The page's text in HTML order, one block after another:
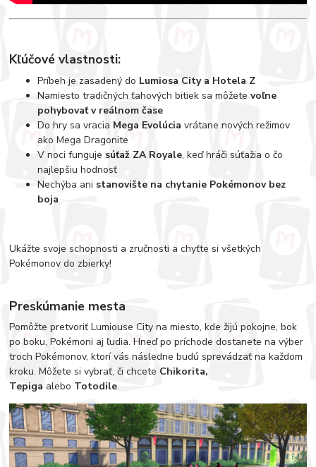
Kľúčové vlastnosti:
Príbeh je zasadený do Lumiosa City a Hotela Z
Namiesto tradičných ťahových bitiek sa môžetevoľne
pohybovať v reálnom čase
Do hry sa vracia Mega Evolúcia vrátane nových režimov
ako Mega Dragonite
V noci funguje súťaž ZA Royale, keď hráči súťažia o čo
najlepšiu hodnosť
Nechýba ani stanovište na chytanie Pokémonov bez
boja
Ukážte svoje schopnosti a zručnosti a chyťte si všetkých
Pokémonov do zbierky!
Preskúmanie mesta
Pomôžte pretvoriť Lumiouse City na miesto, kde žijú pokojne, bok
po boku, Pokémoni aj ľudia. Hneď po príchode dostanete na výber
troch Pokémonov, ktorí vás následne budú sprevádzať na každom
kroku. Môžete si vybrať, či chcete Chikorita,
Tepiga alebo Totodile.